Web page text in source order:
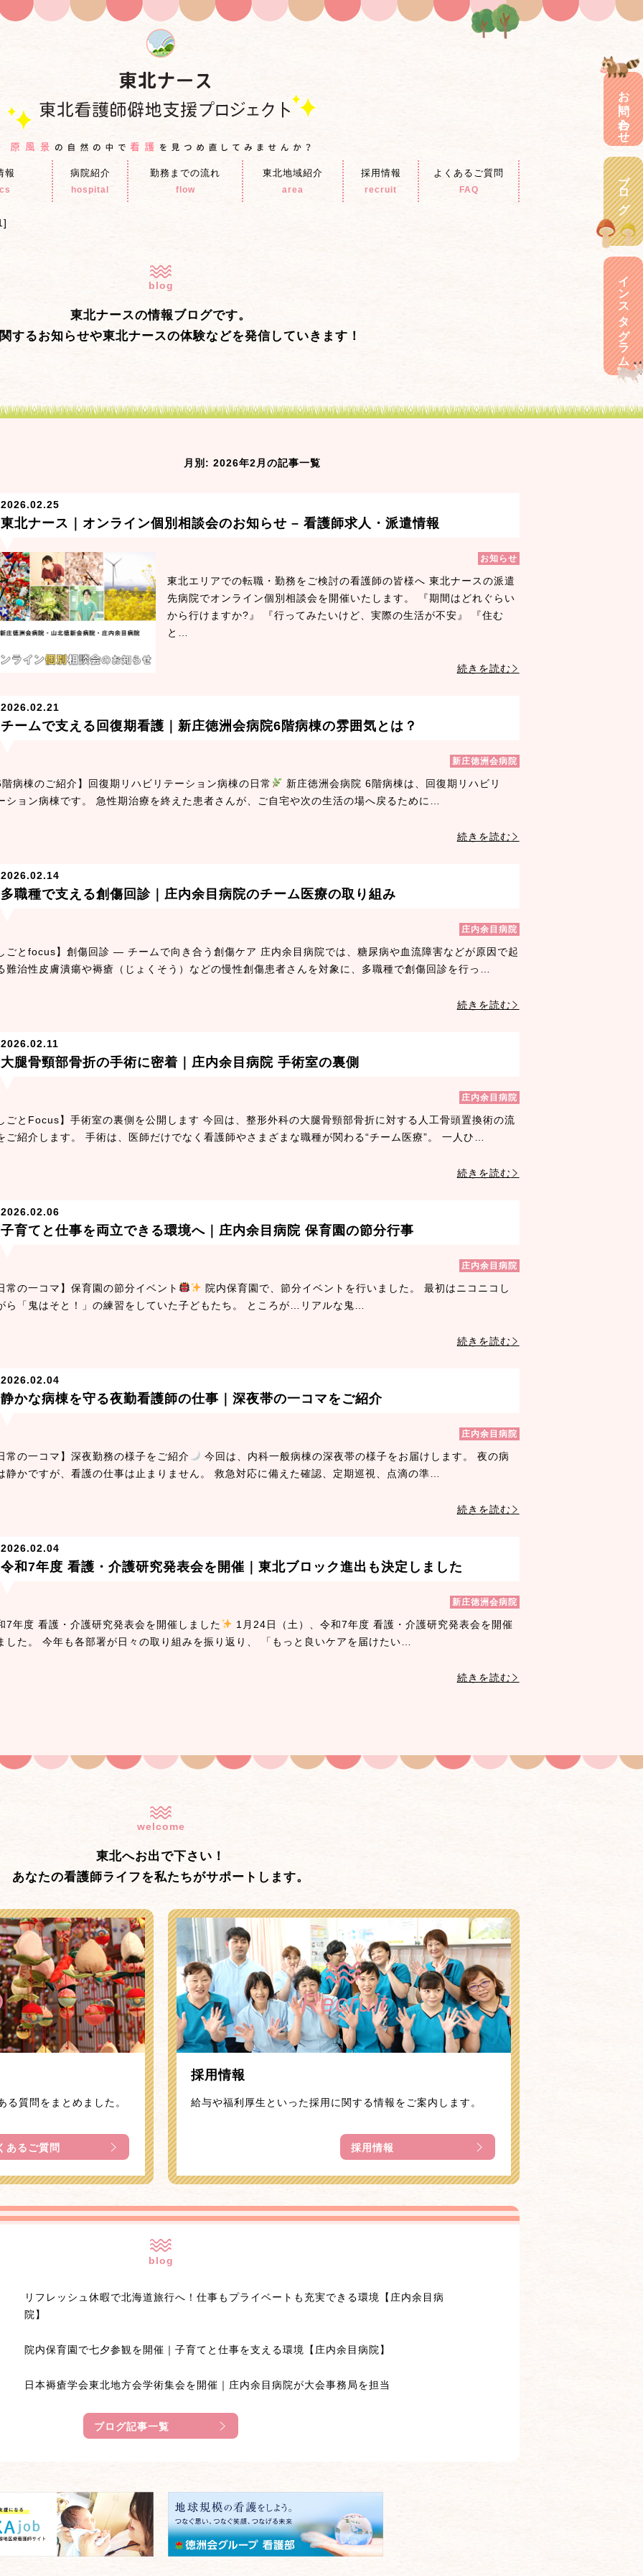
報 病院紹介
hospital
勤務までの流れ
flow
東北地域紹介
area
採用情報
recruit
よくあるご質問
FAQ
blog
東北ナースの情報ブログです。
するお知らせや東北ナースの体験などを発信していきます！
月別: 2026年2月の記事一覧
2026.02.25
東北ナース｜オンライン個別相談会のお知らせ – 看護師求人・派遣情報
お知らせ
東北エリアでの転職・勤務をご検討の看護師の皆様へ 東北ナースの派遣
先病院でオンライン個別相談会を開催いたします。 『期間はどれぐらい
から行けますか?』 『行ってみたいけど、実際の生活が不安』 『住む
と…
続きを読む
2026.02.21
チームで支える回復期看護｜新庄徳洲会病院6階病棟の雰囲気とは？
新庄徳洲会病院
病棟のご紹介】回復期リハビリテーション病棟の日常
新庄徳洲会病院 6階病棟は、回復期リハビリ
ション病棟です。 急性期治療を終えた患者さんが、ご自宅や次の生活の場へ戻るために…
続きを読む
2026.02.14
多職種で支える創傷回診｜庄内余目病院のチーム医療の取り組み
庄内余目病院
ごとfocus】創傷回診 ― チームで向き合う創傷ケア 庄内余目病院では、糖尿病や血流障害などが原因で起
難治性皮膚潰瘍や褥瘡（じょくそう）などの慢性創傷患者さんを対象に、多職種で創傷回診を行っ…
続きを読む
2026.02.11
大腿骨頸部骨折の手術に密着｜庄内余目病院 手術室の裏側
庄内余目病院
ごとFocus】手術室の裏側を公開します 今回は、整形外科の大腿骨頸部骨折に対する人工骨頭置換術の流
ご紹介します。 手術は、医師だけでなく看護師やさまざまな職種が関わる“チーム医療”。 一人ひ…
続きを読む
2026.02.06
子育てと仕事を両立できる環境へ｜庄内余目病院 保育園の節分行事
庄内余目病院
常の一コマ】保育園の節分イベント
院内保育園で、節分イベントを行いました。 最初はニコニコし
ら「鬼はそと！」の練習をしていた子どもたち。 ところが…リアルな鬼…
続きを読む
2026.02.04
静かな病棟を守る夜勤看護師の仕事｜深夜帯の一コマをご紹介
庄内余目病院
常の一コマ】深夜勤務の様子をご紹介
今回は、内科一般病棟の深夜帯の様子をお届けします。 夜の病
静かですが、看護の仕事は止まりません。 救急対応に備えた確認、定期巡視、点滴の準…
続きを読む
2026.02.04
令和7年度 看護・介護研究発表会を開催｜東北ブロック進出も決定しました
新庄徳洲会病院
7年度 看護・介護研究発表会を開催しました
1月24日（土）、令和7年度 看護・介護研究発表会を開催
した。 今年も各部署が日々の取り組みを振り返り、 「もっと良いケアを届けたい…
続きを読む
welcome
東北へお出で下さい！
あなたの看護師ライフを私たちがサポートします。
る質問をまとめました。
あるご質問
Recruit
採用情報
給与や福利厚生といった採用に関する情報をご案内します。
採用情報
blog
リフレッシュ休暇で北海道旅行へ！仕事もプライベートも充実できる環境【庄内余目病
院】
院内保育園で七夕参観を開催｜子育てと仕事を支える環境【庄内余目病院】
日本褥瘡学会東北地方会学術集会を開催｜庄内余目病院が大会事務局を担当
ブログ記事一覧
お問い合わせ
ブログ
インスタグラム